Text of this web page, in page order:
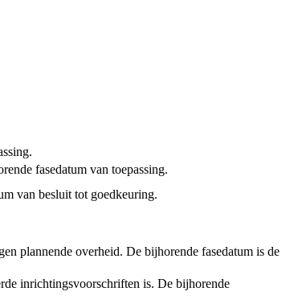
fasedatum van toepassing.
van besluit tot goedkeuring.
plannende overheid. De bijhorende fasedatum is de
inrichtingsvoorschriften is. De bijhorende